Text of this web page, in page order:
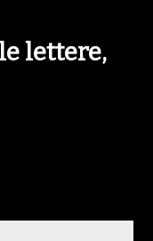
lettere,